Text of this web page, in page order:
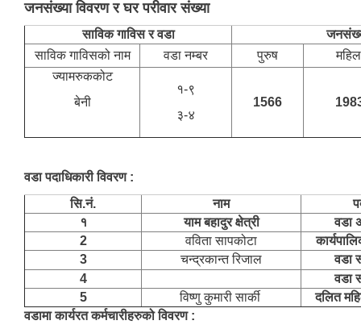
जनसंख्या विवरण र घर परीवार संख्या
साविक गाविस र वडा
साविक गाविसको नाम
वडा नम्बर पुरुष
ज्यामरुककोट
बेनी
१-९
३-४
1566
वडा पदाधिकारी विवरण :
सि.नं.
नाम
१
याम बहादुर क्षेत्री
वडा
2
वविता सापकोटा
3
चन्द्रकान्त रिजाल
वडा
4
वडा
5
विष्णु कुमारी सार्की
दलित
वडामा कार्यरत कर्मचारीहरुको विवरण :